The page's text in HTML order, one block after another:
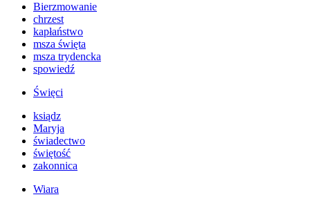
Bierzmowanie
chrzest
kapłaństwo
msza święta
msza trydencka
spowiedź
Święci
ksiądz
Maryja
świadectwo
świętość
zakonnica
Wiara